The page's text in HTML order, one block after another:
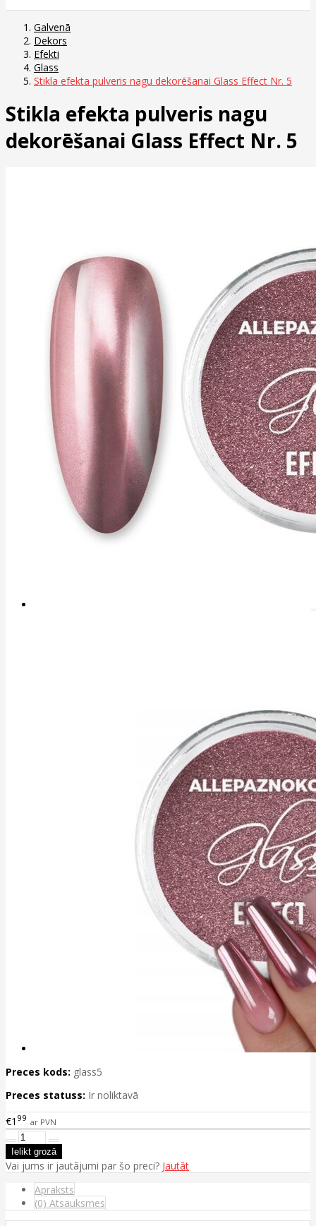
Galvenā
Dekors
Efekti
Glass
Stikla efekta pulveris nagu dekorēšanai Glass Effect Nr. 5
Stikla efekta pulveris nagu
dekorēšanai Glass Effect Nr. 5
Preces kods: glass5
Preces statuss: Ir noliktavā
€1 99 ar PVN
Vai jums ir jautājumi par šo preci? Jautāt
Apraksts
(0) Atsauksmes